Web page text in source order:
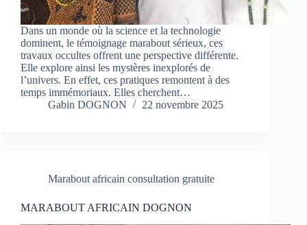
Dans un monde où la science et la technologie
dominent, le témoignage marabout sérieux, ces
travaux occultes offrent une perspective différente.
Elle explore ainsi les mystères inexplorés de
l’univers. En effet, ces pratiques remontent à des
temps immémoriaux. Elles cherchent…
Gabin DOGNON
22 novembre 2025
Marabout africain consultation gratuite
MARABOUT AFRICAIN DOGNON